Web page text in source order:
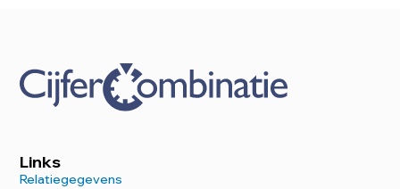
Links
Relatiegegevens